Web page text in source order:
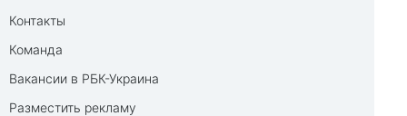
Контакты
Команда
Вакансии в РБК-Украина
Разместить рекламу